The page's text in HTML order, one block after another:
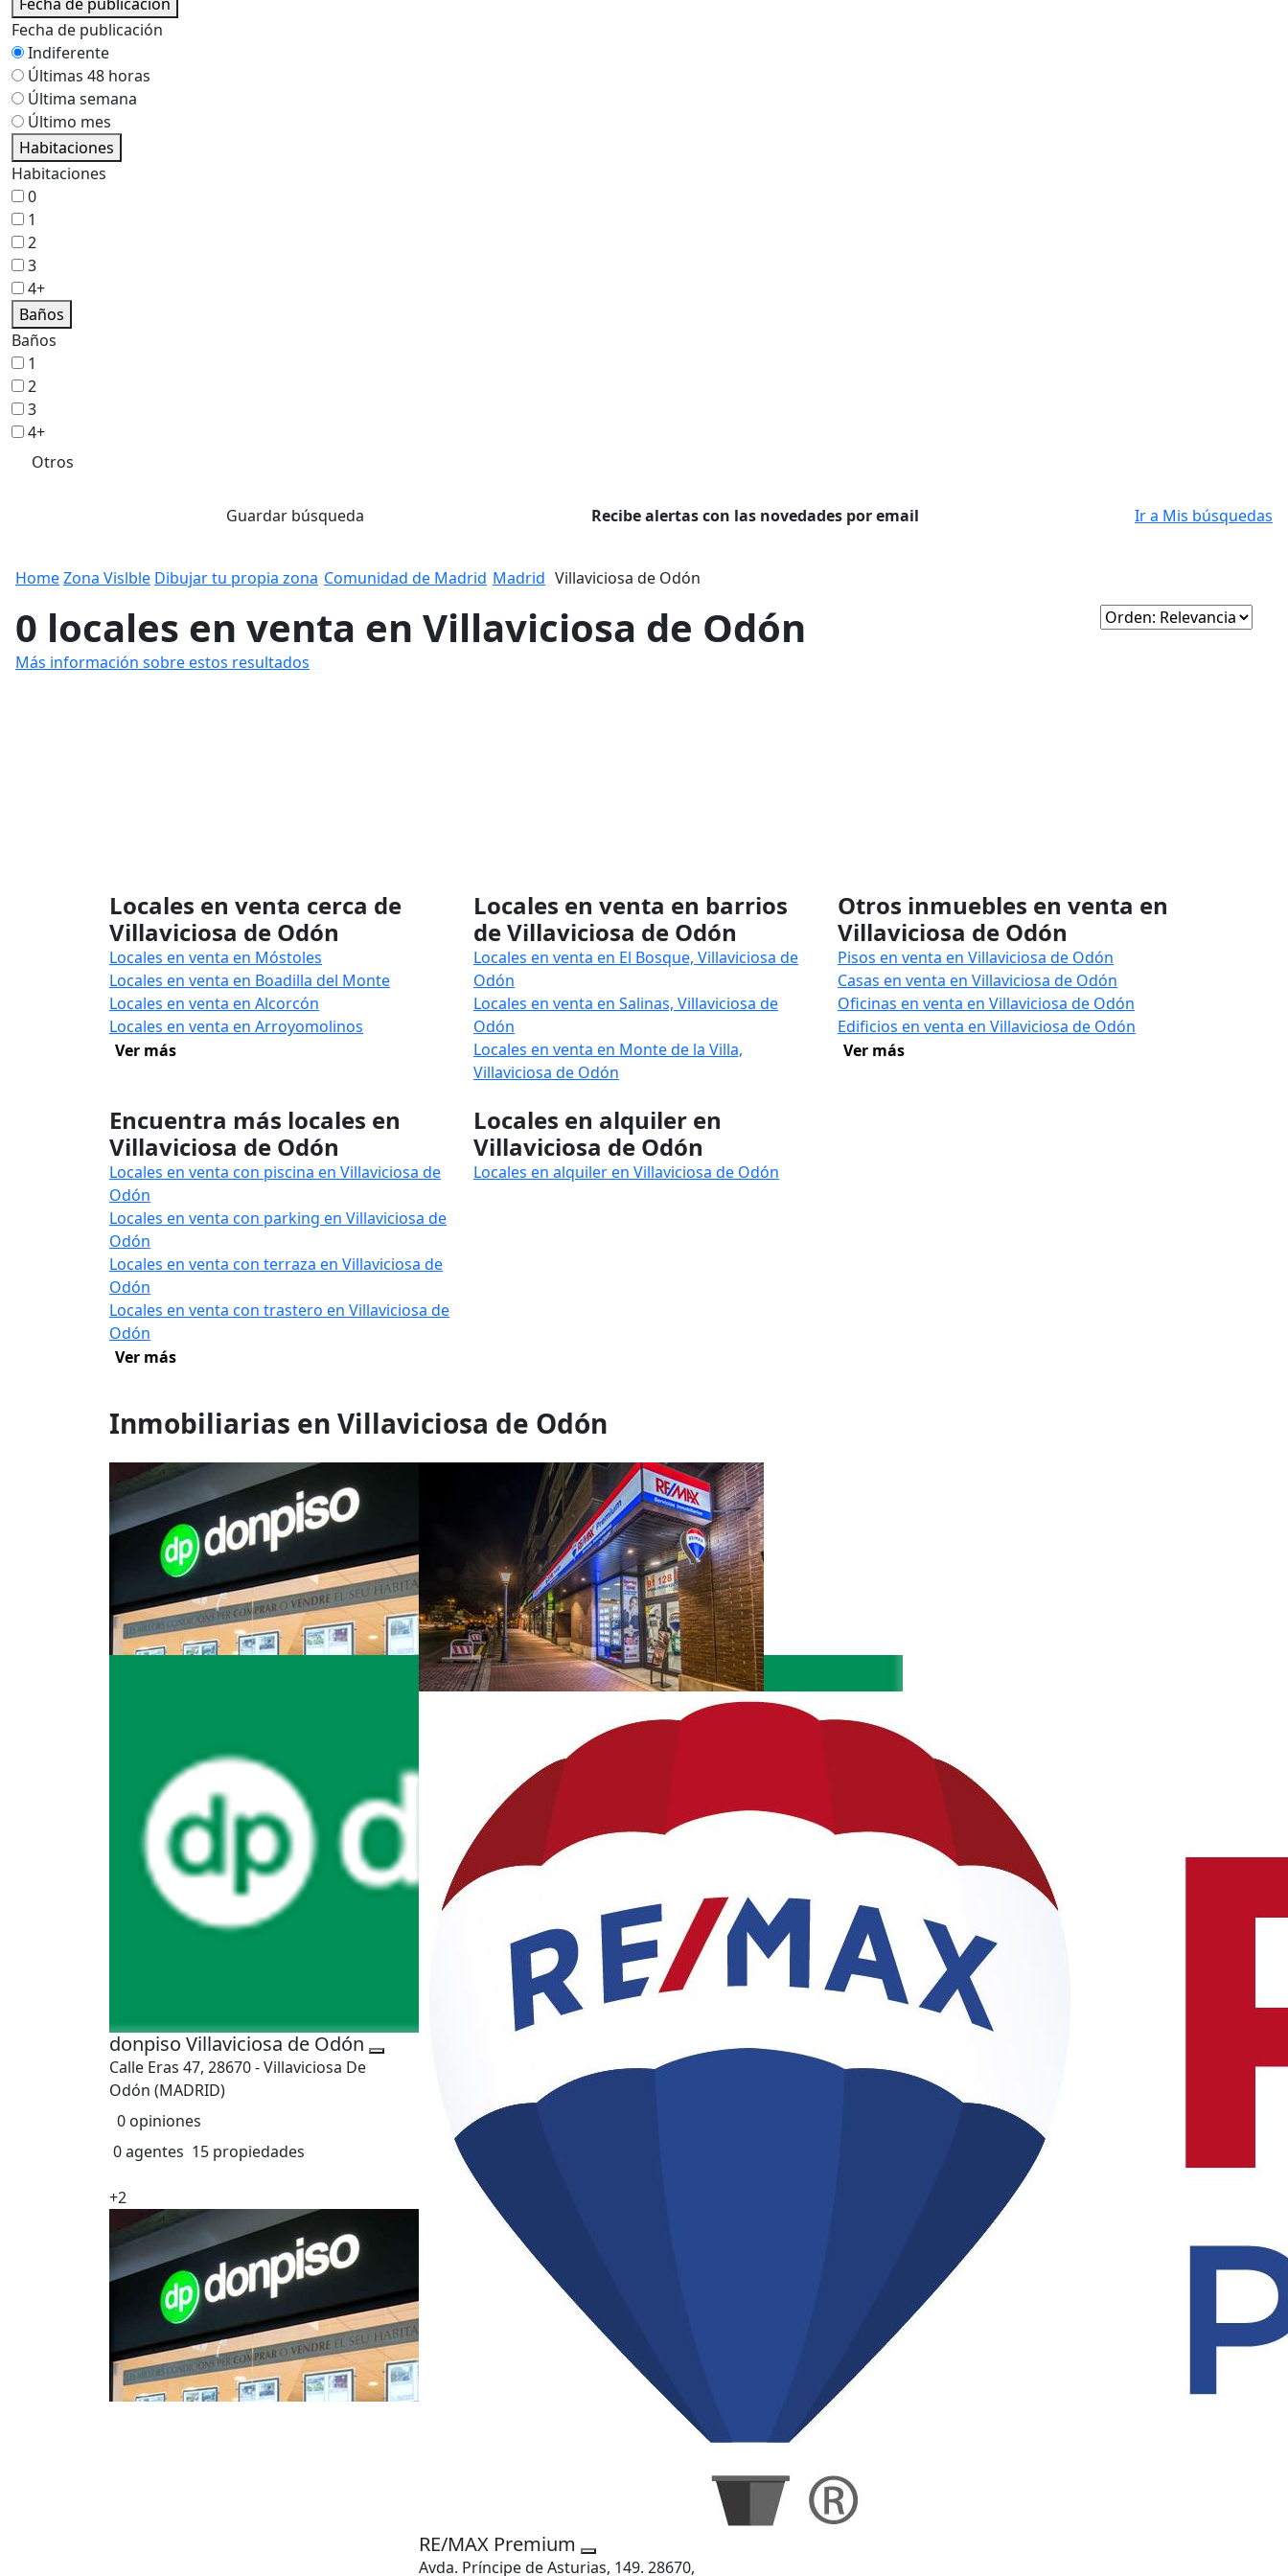
Fecha de publicación
Indiferente
Últimas 48 horas
Última semana
Último mes
Habitaciones
Habitaciones
0
1
2
3
4+
Baños
Baños
1
2
3
4+
Otros
Guardar búsqueda Recibe alertas con las novedades por email Ir a Mis búsquedas
HomeZona Vislble Dibujar tu propia zona Comunidad de Madrid Madrid Villaviciosa de Odón
0 locales en venta en Villaviciosa de Odón
Más información sobre estos resultados
Locales en venta cerca de
Villaviciosa de Odón
Locales en venta en Móstoles
Locales en venta en Boadilla del Monte
Locales en venta en Alcorcón
Locales en venta en Arroyomolinos
Ver más
Locales en venta en barrios
de Villaviciosa de Odón
Locales en venta en El Bosque, Villaviciosa de
Odón
Locales en venta en Salinas, Villaviciosa de
Odón
Locales en venta en Monte de la Villa,
Villaviciosa de Odón
Otros inmuebles en venta en
Villaviciosa de Odón
Pisos en venta en Villaviciosa de Odón
Casas en venta en Villaviciosa de Odón
Oficinas en venta en Villaviciosa de Odón
Edificios en venta en Villaviciosa de Odón
Ver más
Encuentra más locales en
Villaviciosa de Odón
Locales en venta con piscina en Villaviciosa de
Odón
Locales en venta con parking en Villaviciosa de
Odón
Locales en venta con terraza en Villaviciosa de
Odón
Locales en venta con trastero en Villaviciosa de
Odón
Ver más
Locales en alquiler en
Villaviciosa de Odón
Locales en alquiler en Villaviciosa de Odón
Inmobiliarias en Villaviciosa de Odón
donpiso Villaviciosa de Odón
Calle Eras 47, 28670 - Villaviciosa De
Odón (MADRID)
0 opiniones
0 agentes 15 propiedades
+2
RE/MAX Premium
Avda. Príncipe de Asturias, 149. 28670,